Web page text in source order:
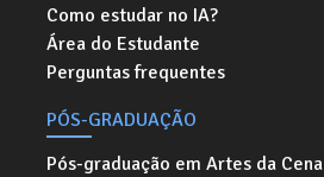
Como estudar no IA?
Área do Estudante
Perguntas frequentes
PÓS-GRADUAÇÃO
Pós-graduação em Artes da Cena